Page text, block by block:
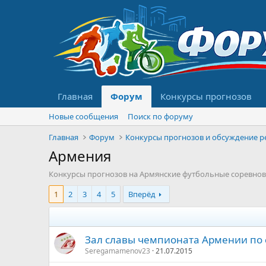
Главная Форум Конкурсы прогнозов
Новые сообщения
Поиск по форуму
Главная
Форум
Армения
Конкурсы прогнозов на Армянские футбольные
1
2 3 4 5 Вперёд
Зал славы чемпионата Армении по
Seregamamenov23 21.07.2015